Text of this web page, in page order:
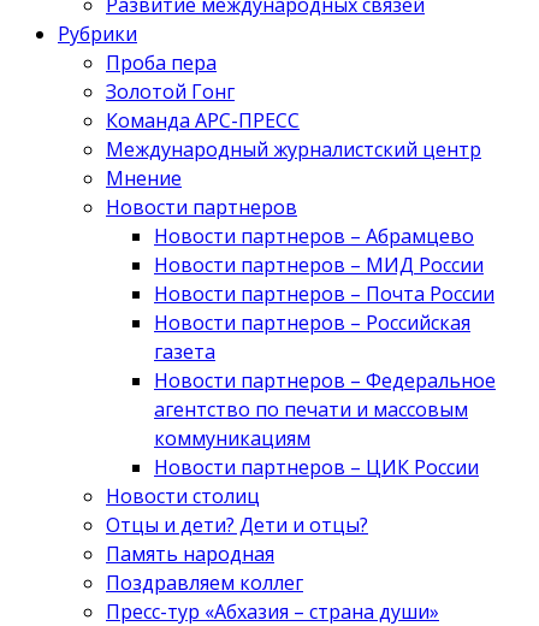
Рубрики
Проба пера
Золотой Гонг
Команда АРС-ПРЕСС
Международный журналистский центр
Мнение
Новости партнеров
Новости партнеров – Абрамцево
Новости партнеров – МИД России
Новости партнеров – Почта России
Новости партнеров – Российская
газета
Новости партнеров – Федеральное
агентство по печати и массовым
коммуникациям
Новости партнеров – ЦИК России
Новости столиц
Отцы и дети? Дети и отцы?
Память народная
Поздравляем коллег
Пресс-тур «Абхазия – страна души»